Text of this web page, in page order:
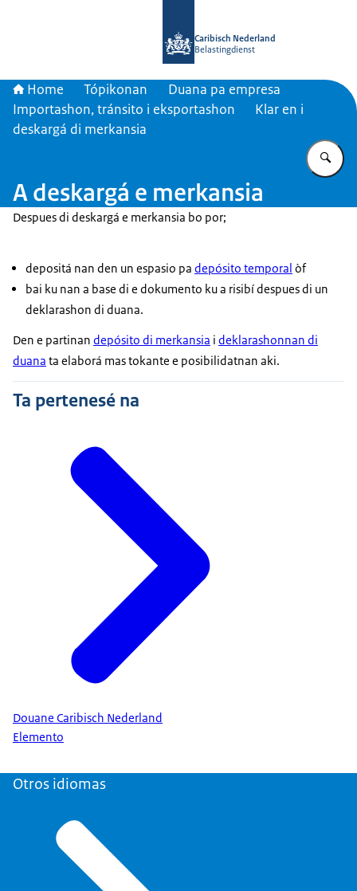
Caribisch Nederland
Belastingdienst
Home Tópikonan
Duana pa empresa
Importashon, tránsito i eksportashon
Klar en i
deskargá di merkansia
A deskargá e merkansia
Despues di deskargá e merkansia bo por;
depositá nan den un espasio pa depósito temporal òf
bai ku nan a base di e dokumento ku a risibí despues di un
deklarashon di duana.
Den e partinan depósito di merkansia i deklarashonnan di
duana ta elaborá mas tokante e posibilidatnan aki.
Ta pertenesé na
Douane Caribisch Nederland
Elemento
Otros idiomas